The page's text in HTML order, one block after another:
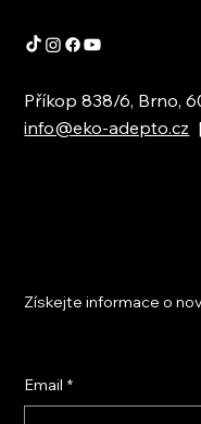
Příkop 838/6, Brno,
info@eko-adepto.cz |
Získejte informace o
Email *